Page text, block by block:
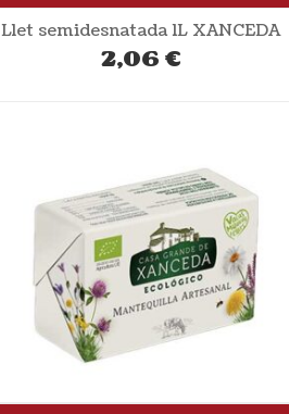
Llet semidesnatada 1L XANCEDA
2,06 €